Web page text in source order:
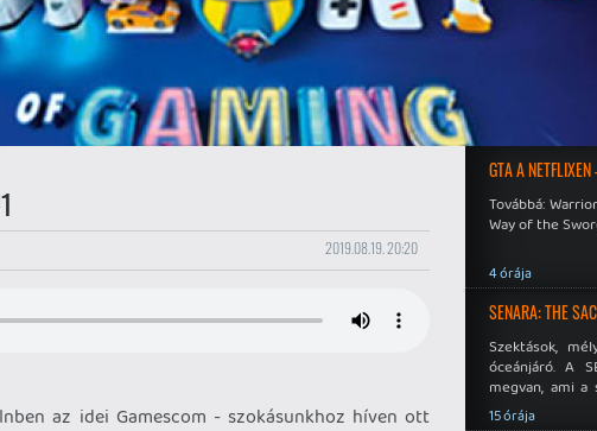
2019.08.19. 20:20
az idei Gamescom - szokásunkhoz híven ott
GTA A
Továbbá:
Way of the
4 órája
SENARA: THE
Szektások,
óceánjáró. A
megvan, ami a
becsapós.
15 órája